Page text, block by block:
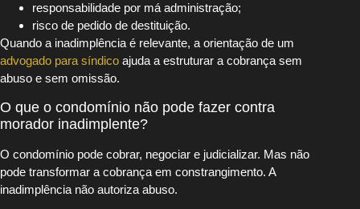
responsabilidade por má administração;
risco de pedido de destituição.
Quando a inadimplência é relevante, a orientação de um
advogado para síndico ajuda a estruturar a cobrança sem
abuso e sem omissão.
O que o condomínio não pode fazer contra
morador inadimplente?
O condomínio pode cobrar, negociar e judicializar. Mas não
pode transformar a cobrança em constrangimento. A
inadimplência não autoriza abuso.